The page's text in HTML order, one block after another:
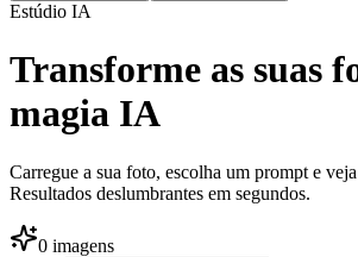
Estúdio IA
Transforme as suas
magia IA
Carregue a sua foto, escolha um prompt e
Resultados deslumbrantes em segundos.
0 imagens